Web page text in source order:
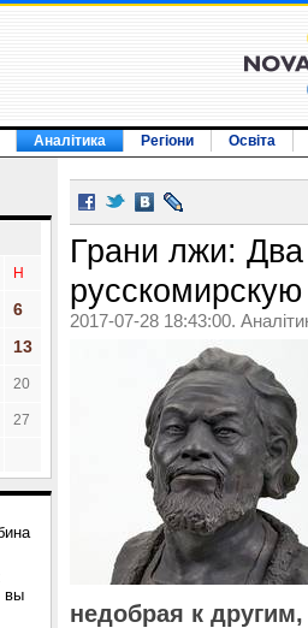
Аналітика Регіони Освіта
Н
6
13
20
27
вы
Грани лжи: Два
2017-07-28 18:43:00.
недобрая к